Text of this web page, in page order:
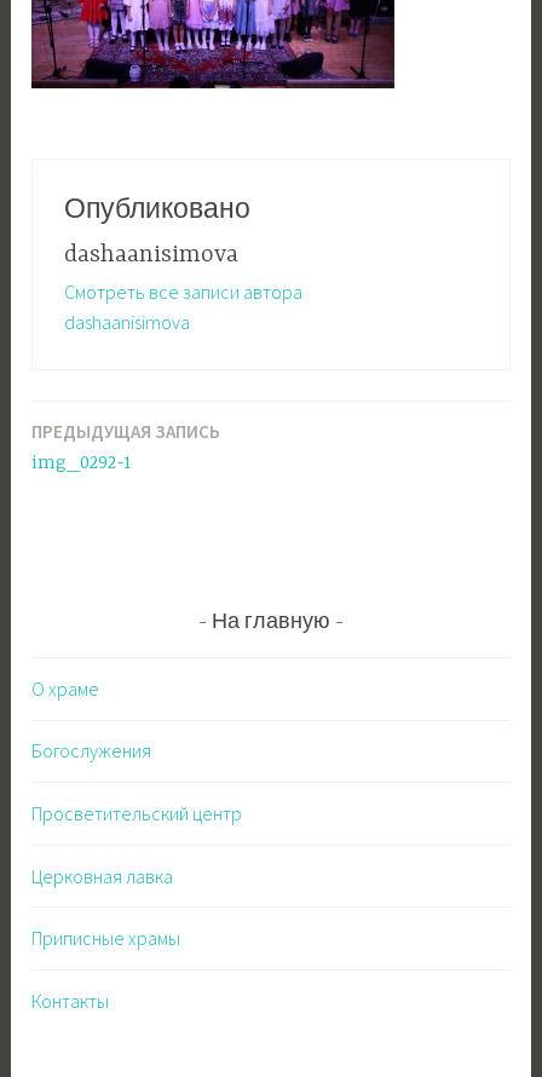
Опубликовано
dashaanisimova
Смотреть все записи автора
dashaanisimova
Навигация
по
ПРЕДЫДУЩАЯ ЗАПИСЬ
img_0292-1
На главную
О храме
Богослужения
Просветительский центр
Церковная лавка
Приписные храмы
Контакты